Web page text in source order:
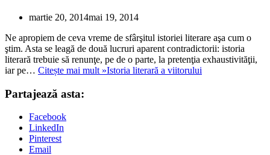
martie 20, 2014mai 19, 2014
Ne apropiem de ceva vreme de sfârşitul istoriei literare aşa cum o
ştim. Asta se leagă de două lucruri aparent contradictorii: istoria
literară trebuie să renunţe, pe de o parte, la pretenţia exhaustivităţii,
iar pe… Citește mai mult »Istoria literară a viitorului
Partajează asta:
Facebook
LinkedIn
Pinterest
Email